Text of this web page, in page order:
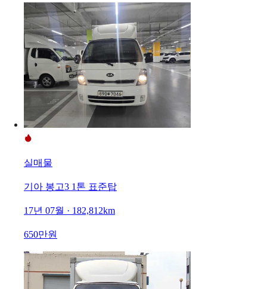
실매물
기아 봉고3 1톤 표준탑
17년 07월 · 182,812km
650만원